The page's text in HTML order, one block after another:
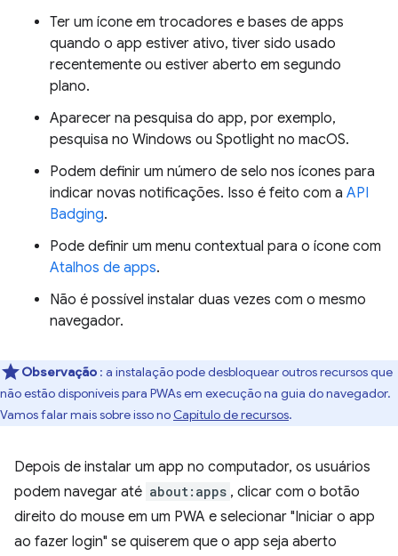
Ter um ícone em trocadores e bases de apps
quando o app estiver ativo, tiver sido usado
recentemente ou estiver aberto em segundo
plano.
Aparecer na pesquisa do app, por exemplo,
pesquisa no Windows ou Spotlight no macOS.
Podem definir um número de selo nos ícones para
indicar novas notificações. Isso é feito com a API
Badging.
Pode definir um menu contextual para o ícone com
Atalhos de apps.
Não é possível instalar duas vezes com o mesmo
navegador.
Observação : a instalação pode desbloquear outros recursos que
não estão disponíveis para PWAs em execução na guia do navegador.
Vamos falar mais sobre isso no Capítulo de recursos.
Depois de instalar um app no computador, os usuários
podem navegar até about:apps , clicar com o botão
direito do mouse em um PWA e selecionar "Iniciar o app
ao fazer login" se quiserem que o app seja aberto